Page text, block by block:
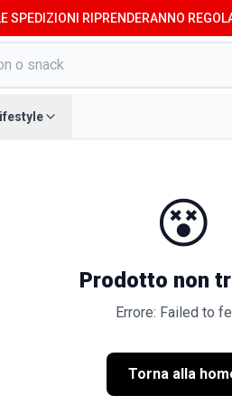
SPEDIZIONI RIPRENDERANNO
😵
Prodotto non
Errore: Failed to
Torna alla